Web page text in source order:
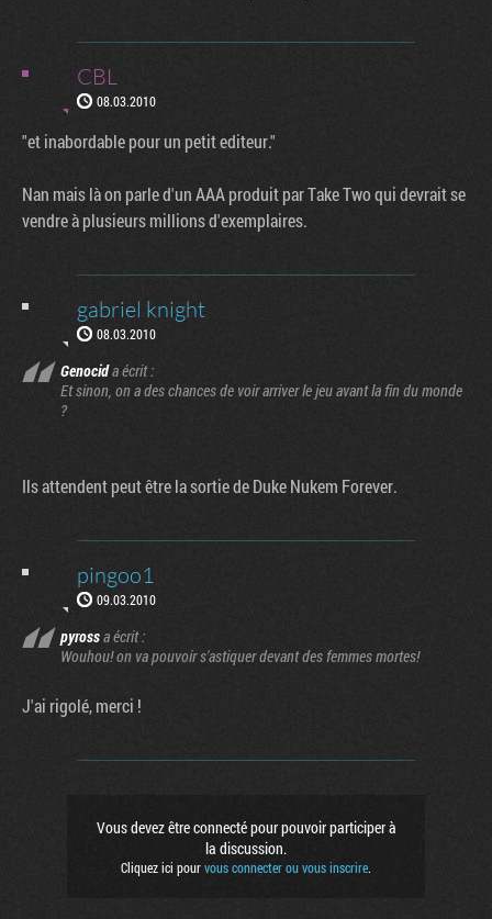
CBL
08.03.2010
"et inabordable pour un petit editeur."
Nan mais là on parle d'un AAA produit par Take Two qui devrait se
vendre à plusieurs millions d'exemplaires.
gabriel knight
08.03.2010
Genocida écrit :
Et sinon, on a des chances de voir arriver le jeu avant la fin du monde
?
Ils attendent peut être la sortie de Duke Nukem Forever.
pingoo1
09.03.2010
pyrossa écrit :
Wouhou! on va pouvoir s'astiquer devant des femmes mortes!
J'ai rigolé, merci !
Vous devez être connecté pour pouvoir participer à
la discussion.
Cliquez ici pourvous connecter ou vous inscrire.